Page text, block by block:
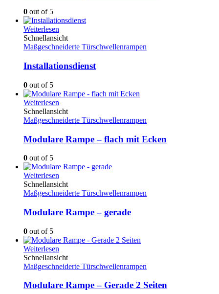
0 out of 5
Weiterlesen
Schnellansicht
Maßgeschneiderte Türschwellenrampen
Installationsdienst
0 out of 5
Weiterlesen
Schnellansicht
Maßgeschneiderte Türschwellenrampen
Modulare Rampe – flach mit Ecken
0 out of 5
Weiterlesen
Schnellansicht
Maßgeschneiderte Türschwellenrampen
Modulare Rampe – gerade
0 out of 5
Weiterlesen
Schnellansicht
Maßgeschneiderte Türschwellenrampen
Modulare Rampe – Gerade 2 Seiten